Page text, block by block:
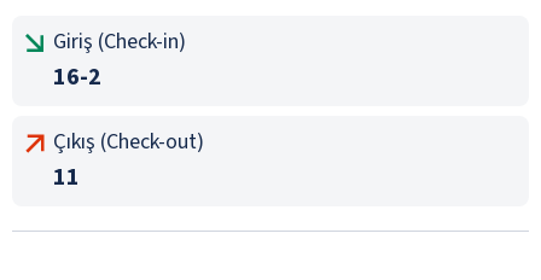
Giriş (Check-in)
16-2
Çıkış (Check-out)
11